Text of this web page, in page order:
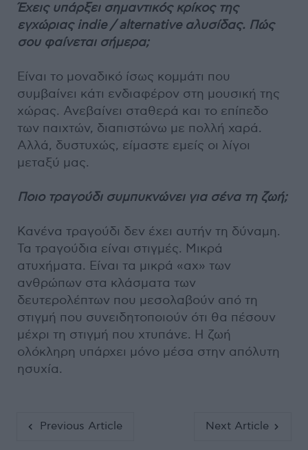
Έχεις υπάρξει σημαντικός κρίκος της
εγχώριας indie / alternative αλυσίδας. Πώς
σου φαίνεται σήμερα;
Είναι το μοναδικό ίσως κομμάτι που
συμβαίνει κάτι ενδιαφέρον στη μουσική της
χώρας. Ανεβαίνει σταθερά και το επίπεδο
των παιχτών, διαπιστώνω με πολλή χαρά.
Αλλά, δυστυχώς, είμαστε εμείς οι λίγοι
μεταξύ μας.
Ποιο τραγούδι συμπυκνώνει για σένα τη ζωή;
Κανένα τραγούδι δεν έχει αυτήν τη δύναμη.
Τα τραγούδια είναι στιγμές. Μικρά
ατυχήματα. Είναι τα μικρά «αχ» των
ανθρώπων στα κλάσματα των
δευτερολέπτων που μεσολαβούν από τη
στιγμή που συνειδητοποιούν ότι θα πέσουν
μέχρι τη στιγμή που χτυπάνε. Η ζωή
ολόκληρη υπάρχει μόνο μέσα στην απόλυτη
ησυχία.
Previous Article Next Article